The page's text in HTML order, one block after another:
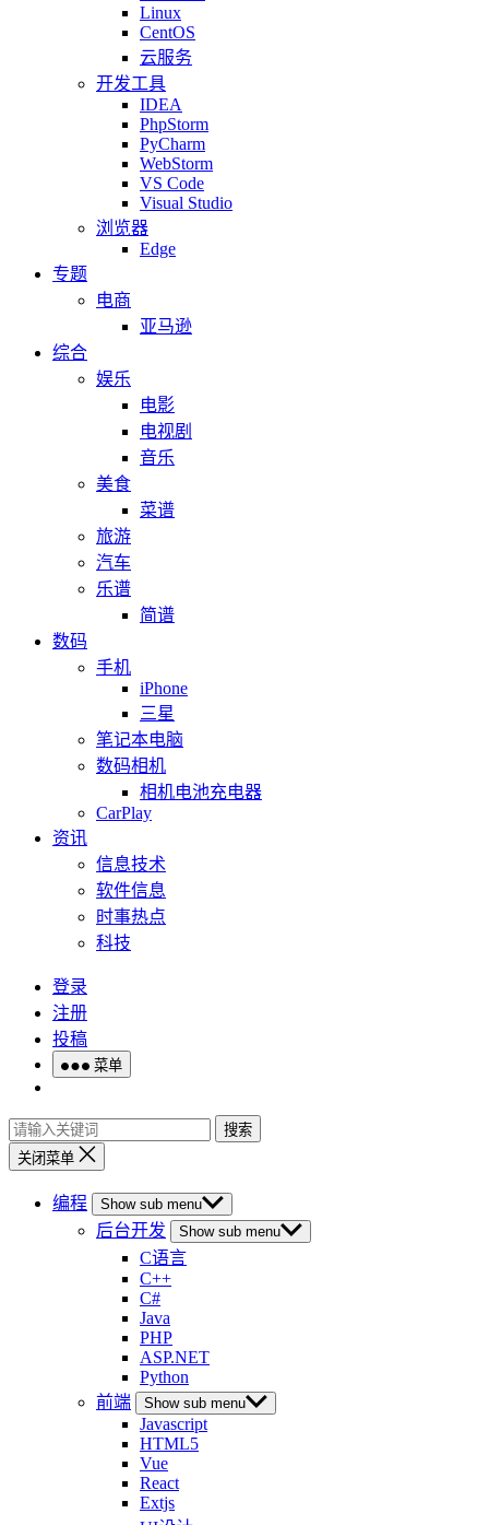
Linux
CentOS
云服务
开发工具
IDEA
PhpStorm
PyCharm
WebStorm
VS Code
Visual Studio
浏览器
Edge
专题
电商
亚马逊
综合
娱乐
电影
电视剧
音乐
美食
菜谱
旅游
汽车
乐谱
简谱
数码
手机
iPhone
三星
笔记本电脑
数码相机
相机电池充电器
CarPlay
资讯
信息技术
软件信息
时事热点
科技
登录
注册
投稿
菜单
搜索
关闭菜单
编程 Show sub menu
后台开发 Show sub menu
C语言
C++
C#
Java
PHP
ASP.NET
Python
前端
Show sub menu
Javascript
HTML5
Vue
React
Extjs